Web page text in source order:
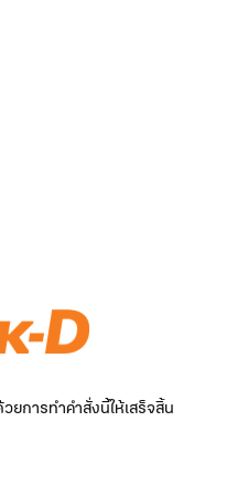
การทำคำสั่งนี้ให้เสร็จสิ้น